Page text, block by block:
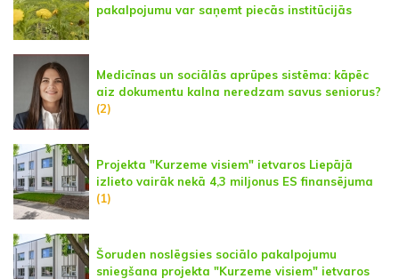
pakalpojumu var saņemt piecās institūcijās
Medicīnas un sociālās aprūpes sistēma: kāpēc
aiz dokumentu kalna neredzam savus seniorus?
(2)
Projekta "Kurzeme visiem" ietvaros Liepājā
izlieto vairāk nekā 4,3 miljonus ES finansējuma
(1)
Šoruden noslēgsies sociālo pakalpojumu
sniegšana projekta "Kurzeme visiem" ietvaros